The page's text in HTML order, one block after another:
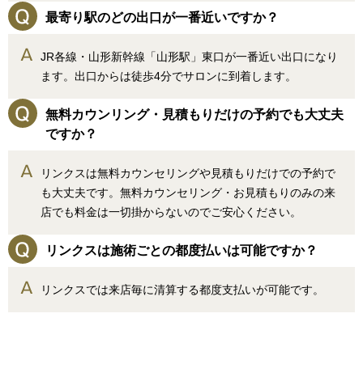
最寄り駅のどの出口が一番近いですか？
JR各線・山形新幹線「山形駅」東口が一番近い出口になり
ます。出口からは徒歩4分でサロンに到着します。
無料カウンリング・見積もりだけの予約でも大丈夫
ですか？
リンクスは無料カウンセリングや見積もりだけでの予約で
も大丈夫です。無料カウンセリング・お見積もりのみの来
店でも料金は一切掛からないのでご安心ください。
リンクスは施術ごとの都度払いは可能ですか？
リンクスでは来店毎に清算する都度支払いが可能です。